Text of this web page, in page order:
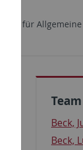
für
Team
Beck,
Beck,